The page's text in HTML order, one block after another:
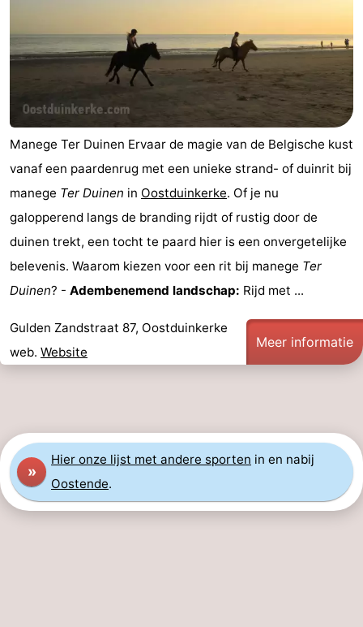
Kusttram
Reisboekenwinkel
Medische
adressen
Regio
Vlaanderen
-
Gent
-
Ieper
De
Kust
-
Het
Zwin
Knokke-
Heist
-
Zeebrugge
-
Blankenberge
-
Manege Ter Duinen Ervaar de magie van de Belgische kust
vanaf een paardenrug met een unieke strand- of duinrit bij
manege Ter Duinen in Oostduinkerke. Of je nu
galopperend langs de branding rijdt of rustig door de
duinen trekt, een tocht te paard hier is een onvergetelijke
belevenis. Waarom kiezen voor een rit bij manege Ter
Duinen? - Adembenemend landschap: Rijd met ...
Gulden Zandstraat 87, Oostduinkerke
web. Website
Meer informatie
»
Hier onze lijst met andere sporten in en nabij
Oostende.